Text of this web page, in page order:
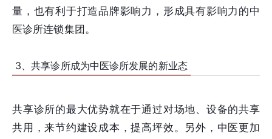
量，也有利于打造品牌影响力，形成具有影响力的中
医诊所连锁集团。
3、共享诊所成为中医诊所发展的新业态
共享诊所的最大优势就在于通过对场地、设备的共享
共用，来节约建设成本，提高坪效。另外，中医更加